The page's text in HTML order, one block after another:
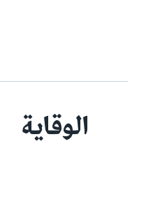
الوقاية